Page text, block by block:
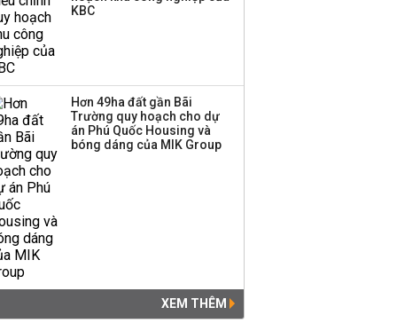
KBC
Hơn 49ha đất gần Bãi
Trường quy hoạch cho dự
án Phú Quốc Housing và
bóng dáng của MIK Group
XEM THÊM